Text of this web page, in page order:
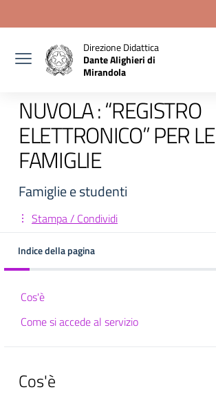
Direzione Didattica
Dante Alighieri di
Mirandola
NUVOLA : “REGISTRO
ELETTRONICO” PER LE
FAMIGLIE
Famiglie e studenti
Stampa / Condividi
Indice della pagina
Cos'è
Come si accede al servizio
Cos'è